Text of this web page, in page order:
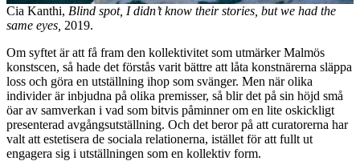
Cia Kanthi, Blind spot, I didn’t know their stories, but we had the
same eyes, 2019.
Om syftet är att få fram den kollektivitet som utmärker Malmös
konstscen, så hade det förstås varit bättre att låta konstnärerna släppa
loss och göra en utställning ihop som svänger. Men när olika
individer är inbjudna på olika premisser, så blir det på sin höjd små
öar av samverkan i vad som bitvis påminner om en lite oskickligt
presenterad avgångsutställning. Och det beror på att curatorerna har
valt att estetisera de sociala relationerna, istället för att fullt ut
engagera sig i utställningen som en kollektiv form.